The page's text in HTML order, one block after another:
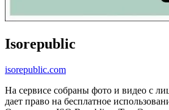
Isorepublic
isorepublic.com
На сервисе собраны фото и видео с
дает право на бесплатное